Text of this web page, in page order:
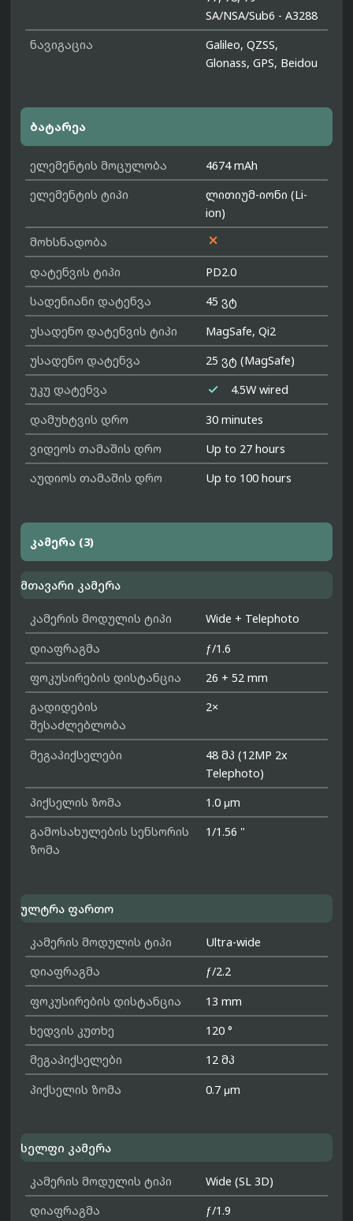
SA/NSA/Sub6 - A3288
ნავიგაცია
Galileo, QZSS,
Glonass, GPS, Beidou
ბატარეა
ელემენტის მოცულობა
4674 mAh
ელემენტის ტიპი
ლითიუმ-იონი (Li-
ion)
მოხსნადობა

დატენვის ტიპი
PD2.0
სადენიანი დატენვა
45 ვტ
უსადენო დატენვის ტიპი
MagSafe, Qi2
უსადენო დატენვა
25 ვტ (MagSafe)
უკუ დატენვა

4.5W wired
დამუხტვის დრო
30 minutes
ვიდეოს თამაშის დრო
Up to 27 hours
აუდიოს თამაშის დრო
Up to 100 hours
კამერა (3)
მთავარი კამერა
კამერის მოდულის ტიპი
Wide + Telephoto
დიაფრაგმა
ƒ/1.6
ფოკუსირების დისტანცია
26 + 52 mm
გადიდების
შესაძლებლობა
2×
მეგაპიქსელები
48 მპ (12MP 2x
Telephoto)
პიქსელის ზომა
1.0 μm
გამოსახულების სენსორის
ზომა
1/1.56 "
ულტრა ფართო
კამერის მოდულის ტიპი
Ultra-wide
დიაფრაგმა
ƒ/2.2
ფოკუსირების დისტანცია
13 mm
ხედვის კუთხე
120 °
მეგაპიქსელები
12 მპ
პიქსელის ზომა
0.7 μm
სელფი კამერა
კამერის მოდულის ტიპი
Wide (SL 3D)
დიაფრაგმა
ƒ/1.9